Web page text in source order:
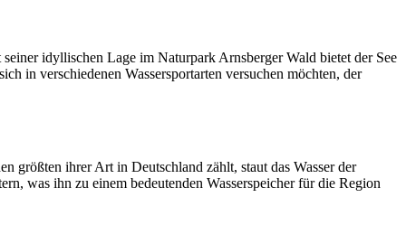
idyllischen Lage im Naturpark Arnsberger Wald bietet der See
in verschiedenen Wassersportarten versuchen möchten, der
größten ihrer Art in Deutschland zählt, staut das Wasser der
was ihn zu einem bedeutenden Wasserspeicher für die Region